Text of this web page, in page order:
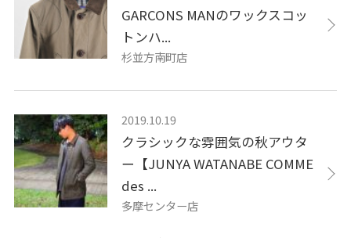
GARCONS MANのワックスコッ
トンハ...
杉並方南町店
2019.10.19
クラシックな雰囲気の秋アウタ
ー【JUNYA WATANABE COMME
des ...
多摩センター店